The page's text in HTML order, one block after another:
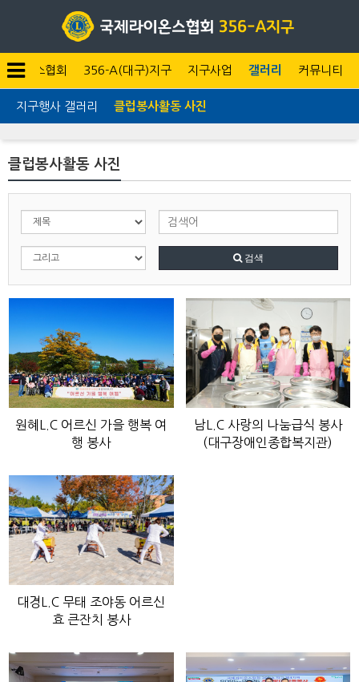
이온스협회 356-A(대구)지구 지구사업 갤러리 커뮤니티
지구행사 갤러리 클럽봉사활동 사진
클럽봉사활동 사진
검색
원혜L.C 어르신 가을 행복 여
행 봉사
남L.C 사랑의 나눔급식 봉사
(대구장애인종합복지관)
대경L.C 무태 조야동 어르신
효 큰잔치 봉사